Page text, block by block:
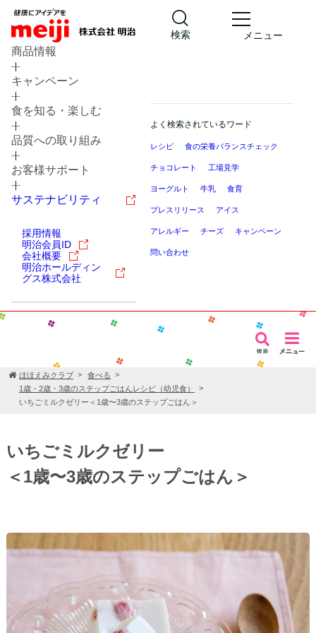
検索 メニュー
商品情報
キャンペーン
食を知る・楽しむ
品質への取り組み
お客様サポート
サステナビリティ
採用情報
明治会員ID
会社概要
明治ホールディン
グス株式会社
よく検索されているワード
レシピ 食の栄養バランスチェック
チョコレート 工場見学
ヨーグルト 牛乳 食育
プレスリリース アイス
アレルギー チーズ キャンペーン
問い合わせ
ほほえみクラブ
食べる
1歳・2歳・3歳のステップごはんレシピ（幼児食）
いちごミルクゼリー＜1歳〜3歳のステップごはん＞
いちごミルクゼリー
＜1歳〜3歳のステップごはん＞